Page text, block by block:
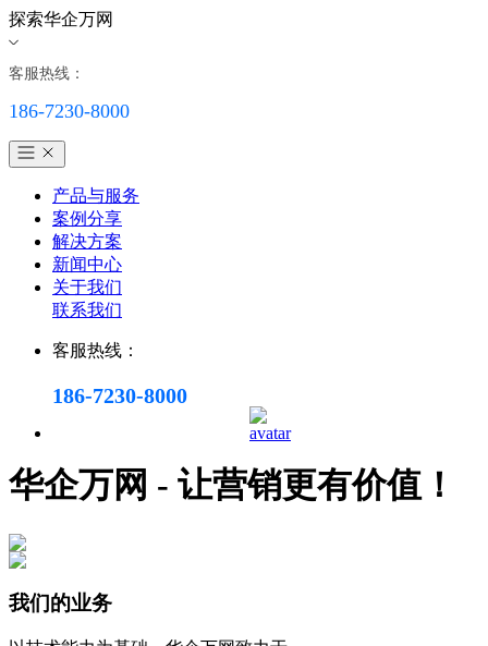
探索华企万网
客服热线：
186-7230-8000
产品与服务
案例分享
解决方案
新闻中心
关于我们
联系我们
客服热线：
186-7230-8000
华企万网 - 让营销更有价值！
我们的业务